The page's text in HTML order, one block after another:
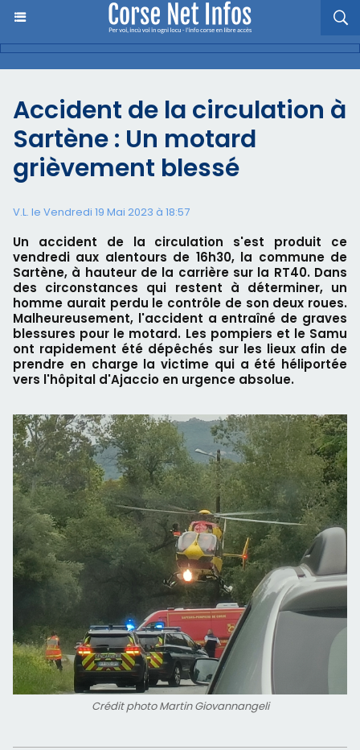
Accident de la circulation à
Sartène : Un motard
grièvement blessé
V.L. le Vendredi 19 Mai 2023 à 18:57
Un accident de la circulation s'est produit ce
vendredi aux alentours de 16h30, la commune de
Sartène, à hauteur de la carrière sur la RT40. Dans
des circonstances qui restent à déterminer, un
homme aurait perdu le contrôle de son deux roues.
Malheureusement, l'accident a entraîné de graves
blessures pour le motard. Les pompiers et le Samu
ont rapidement été dépêchés sur les lieux afin de
prendre en charge la victime qui a été héliportée
vers l'hôpital d'Ajaccio en urgence absolue.
Crédit photo Martin Giovannangeli